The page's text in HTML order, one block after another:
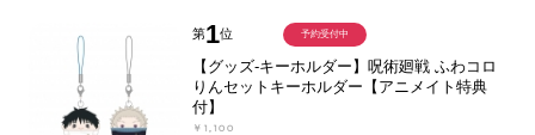
第1位
【グッズ-キーホルダー】呪術廻戦 ふわコロ
りんセットキーホルダー【アニメイト特典
付】
￥1,100
予約受付中